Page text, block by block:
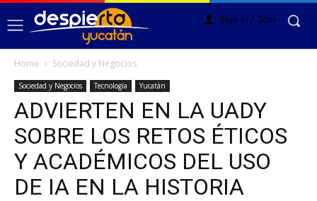
Sign in / Join
Home Sociedad y Negocios
Sociedad y Negocios Tecnología Yucatán
ADVIERTEN EN LA UADY
SOBRE LOS RETOS ÉTICOS
Y ACADÉMICOS DEL USO
DE IA EN LA HISTORIA